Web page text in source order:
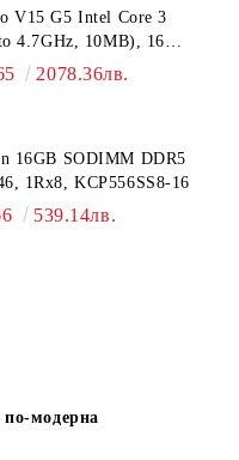
V15 G5 Intel Core 3
4.7GHz, 10MB), 16GB
SSD, 15.6" FHD
2078.36лв.
16GB SODIMM DDR5
1Rx8, KCP556SS8-16
539.14лв.
модерна